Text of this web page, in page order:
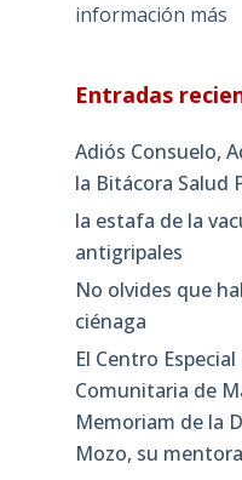
información más
Entradas
Adiós Consuelo,
la Bitácora Salud
la estafa de la
antigripales
No olvides que
ciénaga
El Centro
Comunitaria de
Memoriam de la
Mozo, su